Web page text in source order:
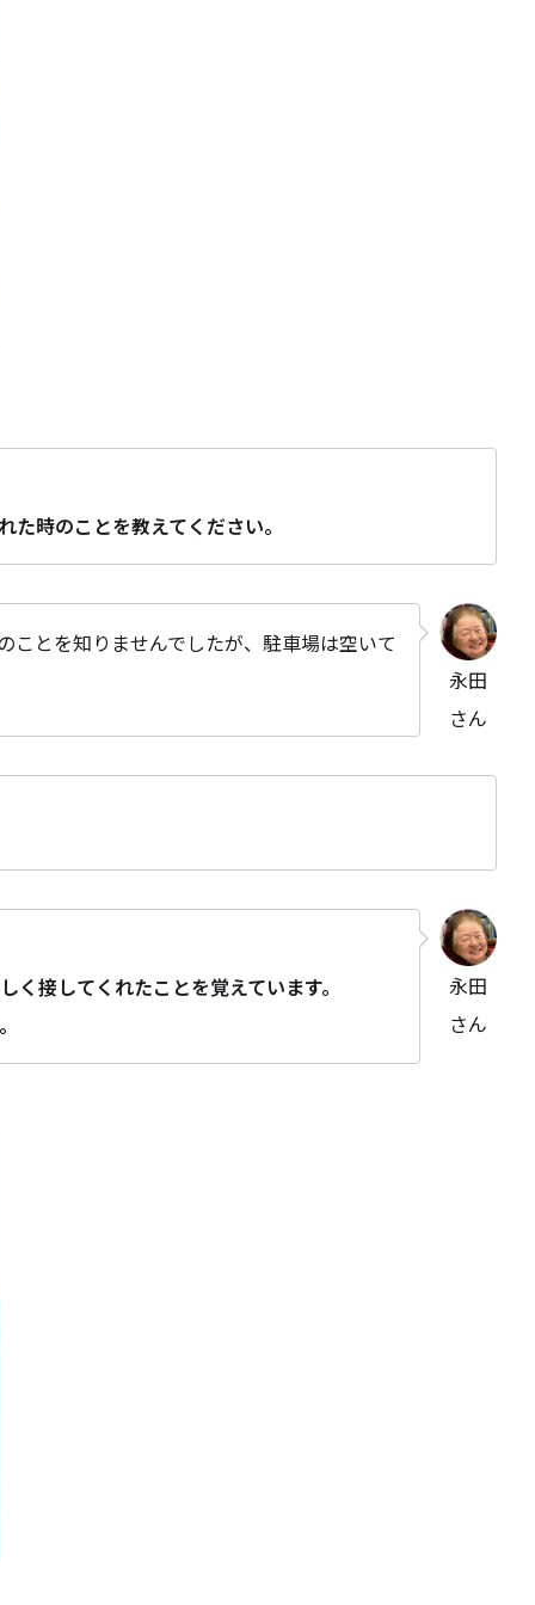
た時のことを教えてください。
ことを知りませんでしたが、駐車場は空いて
永田
さん
く接してくれたことを覚えています。
永田
さん
車場貸し出しを開始